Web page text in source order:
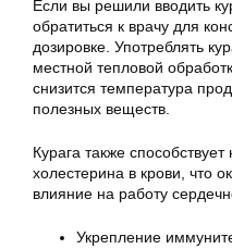
Если вы решили вводить
обратиться к врачу для
дозировке. Употреблять
местной тепловой
снизится температура
полезных веществ.
Курага также
холестерина в крови, что
влияние на работу
Укрепление